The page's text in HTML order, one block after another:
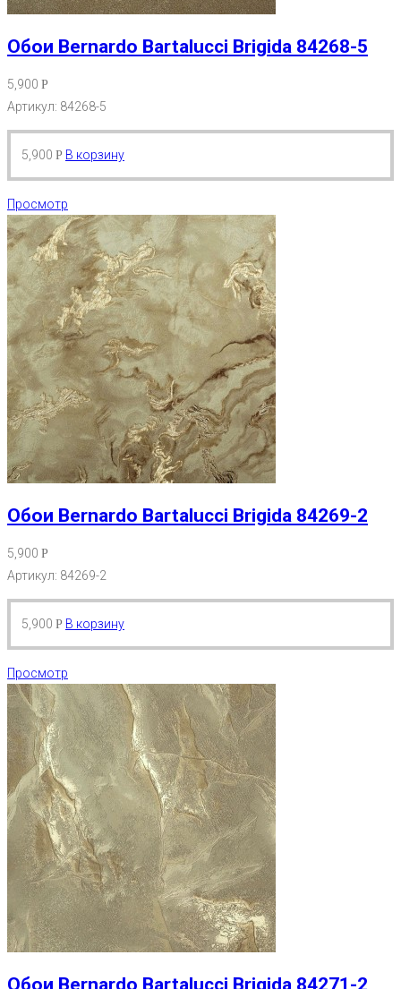
Обои Bernardo Bartalucci Brigida 84268-5
5,900 Р
Артикул: 84268-5
5,900 Р В корзину
Просмотр
Обои Bernardo Bartalucci Brigida 84269-2
5,900 Р
Артикул: 84269-2
5,900 Р В корзину
Просмотр
Обои Bernardo Bartalucci Brigida 84271-2